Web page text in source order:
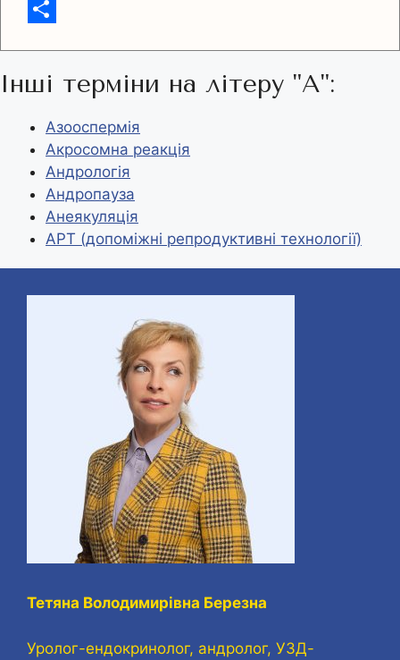
g
m
p
p
b
C
y
L
i
n
д
і
л
и
и
с
я
Інші терміни на літеру "А":
Азооспермія
Акросомна реакція
Андрологія
Андропауза
Анеякуляція
АРТ (допоміжні репродуктивні технології)
Тетяна Володимирівна Березна
Уролог-ендокринолог, андролог, УЗД-